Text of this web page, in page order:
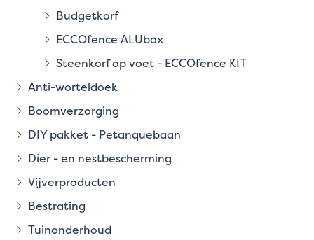
Budgetkorf
ECCOfence ALUbox
Steenkorf op voet - ECCOfence KIT
Anti-worteldoek
Boomverzorging
DIY pakket - Petanquebaan
Dier - en nestbescherming
Vijverproducten
Bestrating
Tuinonderhoud